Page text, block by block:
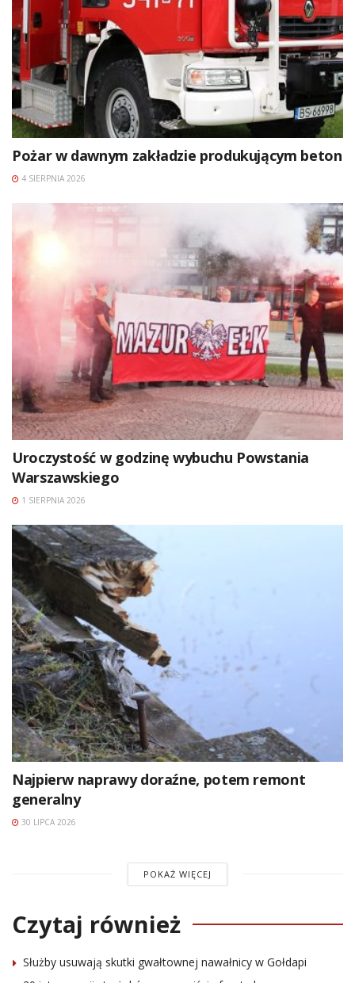
Pożar w dawnym zakładzie produkującym beton
4 SIERPNIA 2026
Uroczystość w godzinę wybuchu Powstania
Warszawskiego
1 SIERPNIA 2026
Najpierw naprawy doraźne, potem remont
generalny
30 LIPCA 2026
POKAŻ WIĘCEJ
Czytaj również
Służby usuwają skutki gwałtownej nawałnicy w Gołdapi